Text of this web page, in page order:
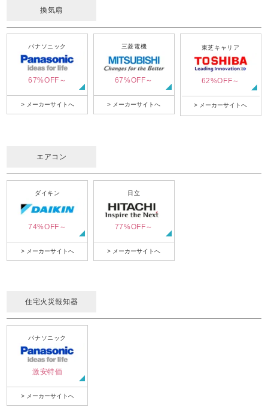
換気扇
パナソニック
67%OFF～
> メーカーサイトへ
三菱電機
67%OFF～
> メーカーサイトへ
東芝キャリア
62%OFF～
> メーカーサイトへ
エアコン
ダイキン
74%OFF～
> メーカーサイトへ
日立
77%OFF～
> メーカーサイトへ
住宅火災報知器
パナソニック
激安特価
> メーカーサイトへ